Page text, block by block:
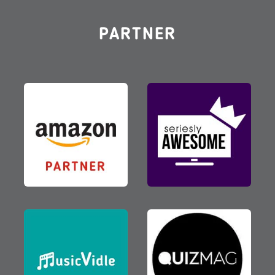
PARTNER